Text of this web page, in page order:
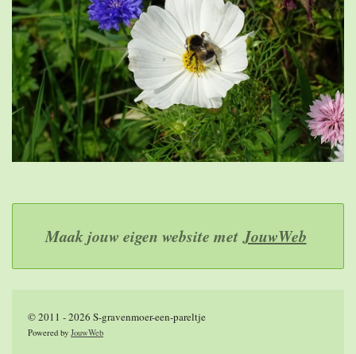
Maak jouw eigen website met JouwWeb
© 2011 - 2026 S-gravenmoer-een-pareltje
Powered by JouwWeb